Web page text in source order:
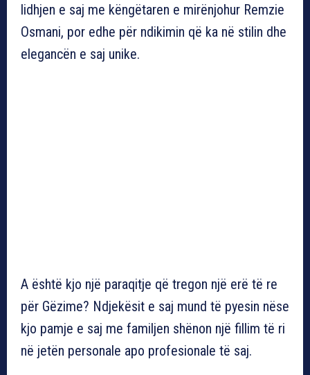
lidhjen e saj me këngëtaren e mirënjohur Remzie
Osmani, por edhe për ndikimin që ka në stilin dhe
elegancën e saj unike.
A është kjo një paraqitje që tregon një erë të re
për Gëzime? Ndjekësit e saj mund të pyesin nëse
kjo pamje e saj me familjen shënon një fillim të ri
në jetën personale apo profesionale të saj.